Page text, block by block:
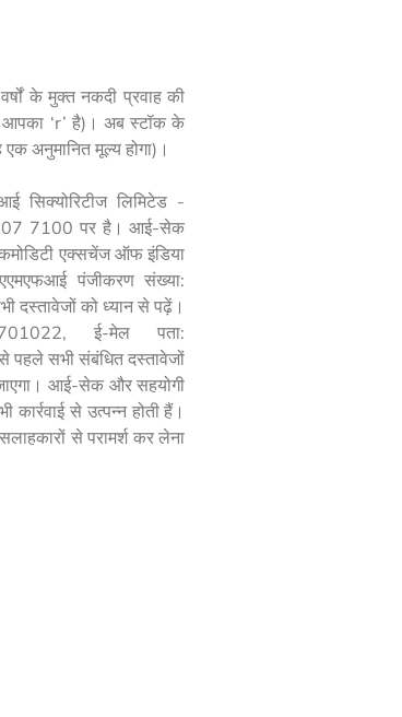
के मुक्त नकदी प्रवाह की
आपका ‘r’ है)। अब स्टॉक के
अनुमानित मूल्य होगा)।
सिक्योरिटीज लिमिटेड -
6807 7100 पर है। आई-सेक
एक्सचेंज ऑफ इंडिया
पंजीकरण संख्या:
को ध्यान से पढ़ें।
ई-मेल पता:
पहले सभी संबंधित दस्तावेजों
आई-सेक और सहयोगी
से उत्पन्न होती हैं।
से परामर्श कर लेना